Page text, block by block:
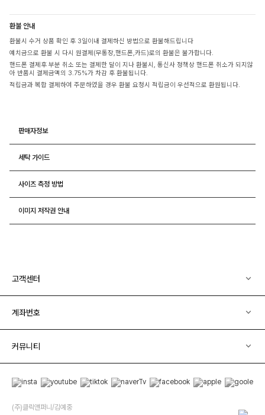
환불 안내
환불시 수거 상품 확인 후 3일이내 결제하신 방법으로 환불해드립니다
예치금으로 환불 시 다시 원결제(무통장,핸드폰,카드)로의 환불은 불가합니다.
핸드폰 결제후 부분 취소 또는 결제한 달이 지나 환불시, 통신사 정책상 핸드폰 취소가 되지않
아 반품시 결제금액의 3.75%가 차감 후 환불됩니다.
적립금과 복합 결제하여 주문하였을 경우 환불 요청시 적립금이 우선적으로 환원됩니다.
판매자정보
세탁 가이드
사이즈 측정 방법
이미지 저작권 안내
고객센터
계좌번호
커뮤니티
(주)클릭앤퍼니/김예중